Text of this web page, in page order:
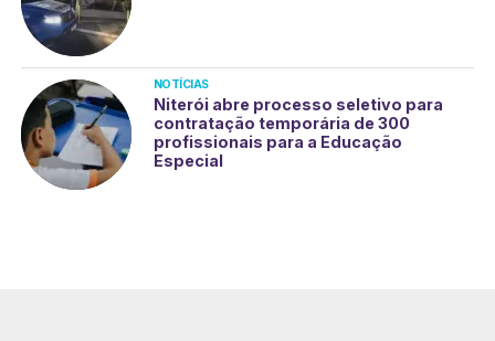
NOTÍCIAS
Niterói abre processo seletivo para
contratação temporária de 300
profissionais para a Educação
Especial